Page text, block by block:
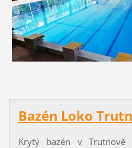
Bazén Loko
Krytý bazén v